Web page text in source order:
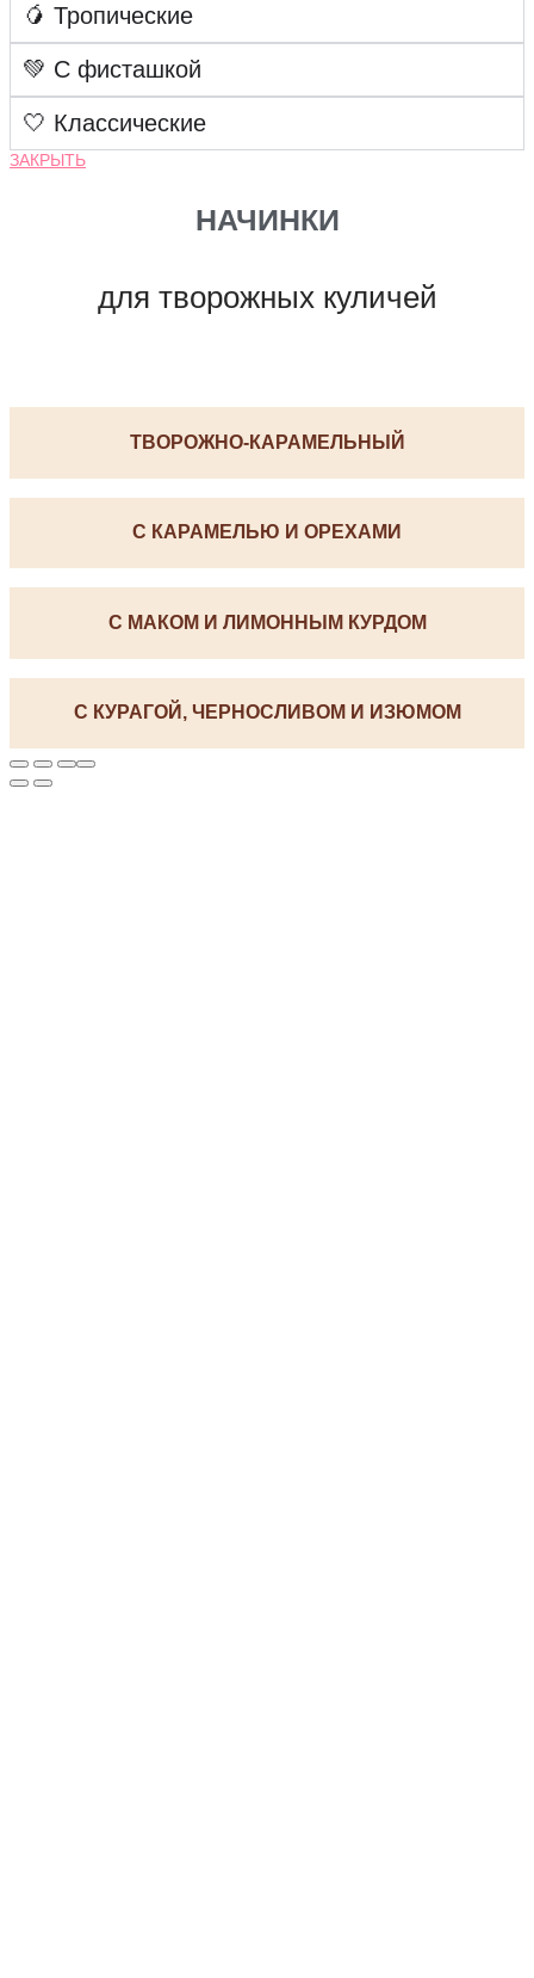
🥭 Тропические
💚 С фисташкой
🤍 Классические
ЗАКРЫТЬ
НАЧИНКИ
для творожных куличей
ТВОРОЖНО-КАРАМЕЛЬНЫЙ
С КАРАМЕЛЬЮ И ОРЕХАМИ
С МАКОМ И ЛИМОННЫМ КУРДОМ
С КУРАГОЙ, ЧЕРНОСЛИВОМ И ИЗЮМОМ